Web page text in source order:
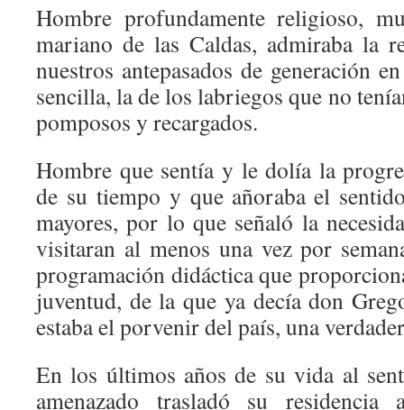
Hombre profundamente religioso,
mariano de las Caldas, admiraba la
nuestros antepasados de generación
sencilla, la de los labriegos que no
pomposos y recargados.
Hombre que sentía y le dolía la
de su tiempo y que añoraba el
mayores, por lo que señaló la
visitaran al menos una vez por
programación didáctica que
juventud, de la que ya decía don
estaba el porvenir del país, una
En los últimos años de su vida al
amenazado trasladó su